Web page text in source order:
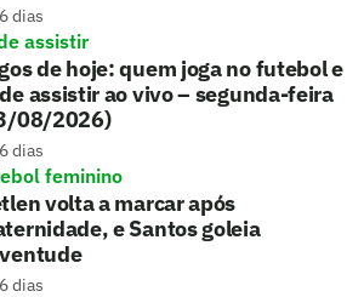
dias
assistir
de hoje: quem joga no futebol e
assistir ao vivo – segunda-feira
08/2026)
dias
feminino
volta a marcar após
e Santos goleia
dias